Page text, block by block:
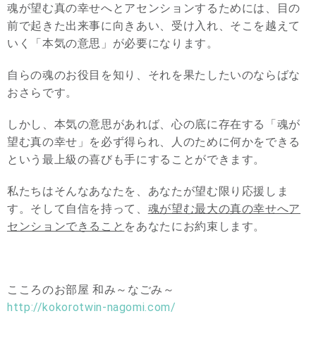
魂が望む真の幸せへとアセンションするためには、目の
前で起きた出来事に向きあい、受け入れ、そこを越えて
いく「本気の意思」が必要になります。
自らの魂のお役目を知り、それを果たしたいのならばな
おさらです。
しかし、本気の意思があれば、心の底に存在する「魂が
望む真の幸せ」を必ず得られ、人のために何かをできる
という最上級の喜びも手にすることができます。
私たちはそんなあなたを、あなたが望む限り応援しま
す。そして自信を持って、 魂が望む最大の真の幸せへア
センションできること をあなたにお約束します。
こころのお部屋 和み～なごみ～
http://kokorotwin-nagomi.com/